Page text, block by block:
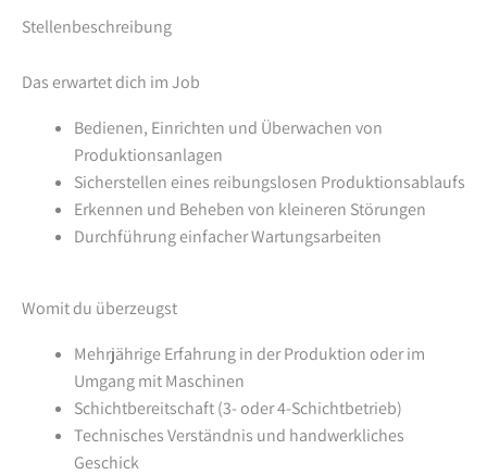
Stellenbeschreibung
Das erwartet dich im Job
Bedienen, Einrichten und Überwachen von
Produktionsanlagen
Sicherstellen eines reibungslosen Produktionsablaufs
Erkennen und Beheben von kleineren Störungen
Durchführung einfacher Wartungsarbeiten
Womit du überzeugst
Mehrjährige Erfahrung in der Produktion oder im
Umgang mit Maschinen
Schichtbereitschaft (3- oder 4-Schichtbetrieb)
Technisches Verständnis und handwerkliches
Geschick